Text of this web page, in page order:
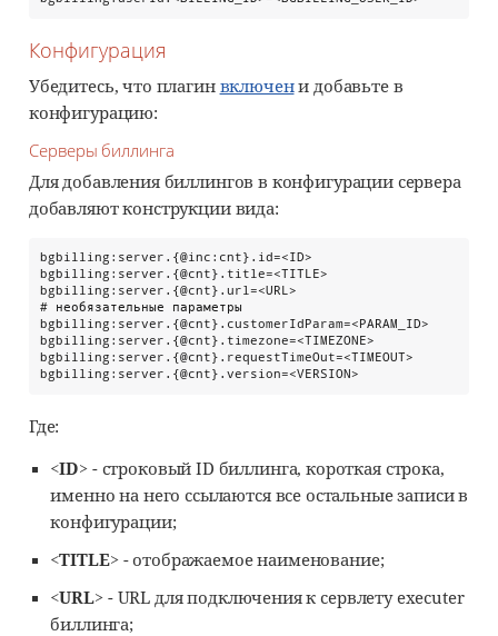
Конфигурация
Убедитесь, что плагин включени добавьте в
конфигурацию:
Серверы биллинга
Для добавления биллингов в конфигурации сервера
добавляют конструкции вида:
bgbilling:server.{@inc:cnt}.id=<ID>
bgbilling:server.{@cnt}.title=<TITLE>
bgbilling:server.{@cnt}.url=<URL>
# необязательные параметры
bgbilling:server.{@cnt}.customerIdParam=<PARAM_ID>
bgbilling:server.{@cnt}.timezone=<TIMEZONE>
bgbilling:server.{@cnt}.requestTimeOut=<TIMEOUT>
bgbilling:server.{@cnt}.version=<VERSION>
Где:
<ID> - строковый ID биллинга, короткая строка,
именно на него ссылаются все остальные записи в
конфигурации;
<TITLE>- отображаемое наименование;
<URL>- URL для подключения к сервлету executer
биллинга;